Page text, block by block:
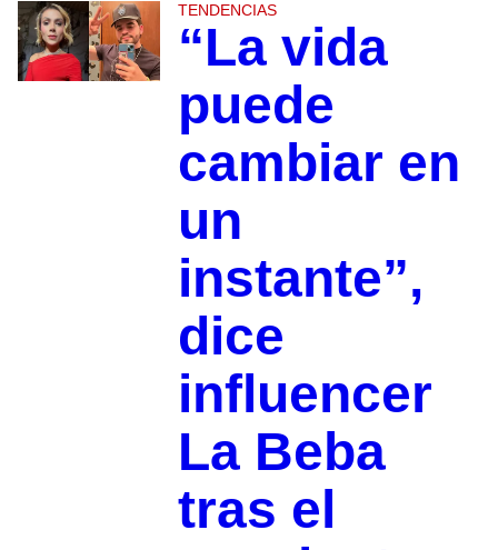
TENDENCIAS
“La vida
puede
cambiar en
un
instante”,
dice
influencer
La Beba
tras el